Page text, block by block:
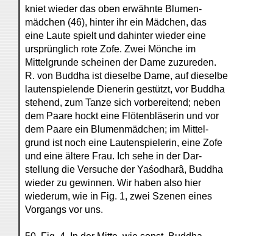
kniet wieder das oben erwähnte Blumen-
mädchen (46), hinter ihr ein Mädchen, das
eine Laute spielt und dahinter wieder eine
ursprünglich rote Zofe. Zwei Mönche im
Mittelgrunde scheinen der Dame zuzureden.
R. von Buddha ist dieselbe Dame, auf dieselbe
lautenspielende Dienerin gestützt, vor Buddha
stehend, zum Tanze sich vorbereitend; neben
dem Paare hockt eine Flötenbläserin und vor
dem Paare ein Blumenmädchen; im Mittel-
grund ist noch eine Lautenspielerin, eine Zofe
und eine ältere Frau. Ich sehe in der Dar-
stellung die Versuche der Yaśodharâ, Buddha
wieder zu gewinnen. Wir haben also hier
wiederum, wie in Fig. 1, zwei Szenen eines
Vorgangs vor uns.